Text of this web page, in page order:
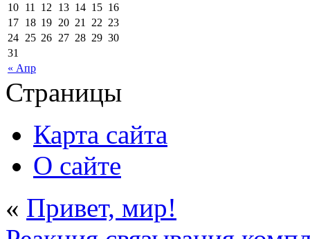
« Апр
10 11 12 13 14 15 16
17 18 19 20 21 22 23
24 25 26 27 28 29 30
31
Страницы
Карта сайта
О сайте
« Привет, мир!